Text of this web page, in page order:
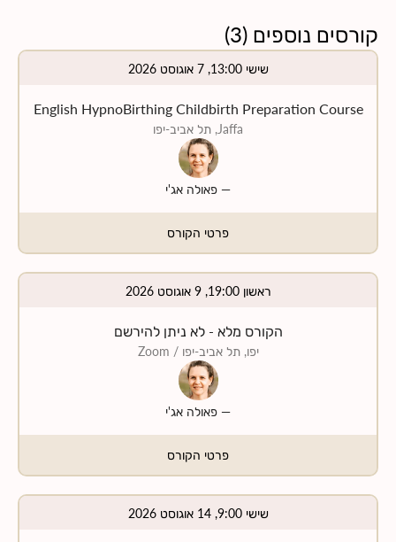
קורסים נוספים (
3
)
שישי 13:00, 7 אוגוסט 2026
English HypnoBirthing Childbirth Preparation Course
Jaffa, תל אביב-יפו
— פאולה אג'י
פרטי הקורס
ראשון 19:00, 9 אוגוסט 2026
הקורס מלא - לא ניתן להירשם
יפו, תל אביב-יפו / Zoom
— פאולה אג'י
פרטי הקורס
שישי 9:00, 14 אוגוסט 2026